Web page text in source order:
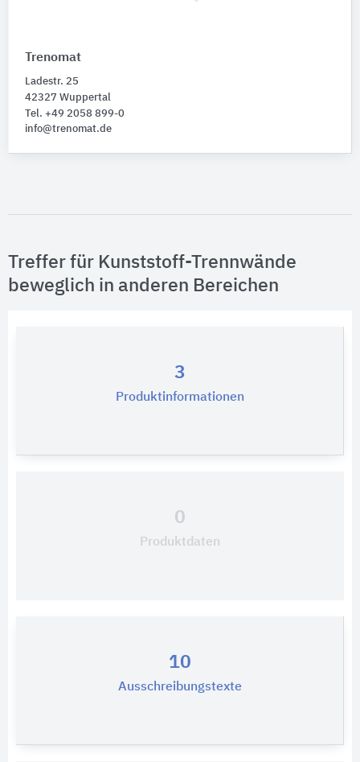
Trenomat
Ladestr. 25
42327 Wuppertal
Tel. +49 2058 899-0
info@trenomat.de
Treffer für Kunststoff-Trennwände
beweglich in anderen Bereichen
3
Produktinformationen
0
Produktdaten
10
Ausschreibungstexte